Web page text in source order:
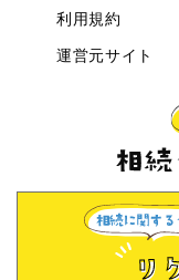
利用規約
運営元サイト